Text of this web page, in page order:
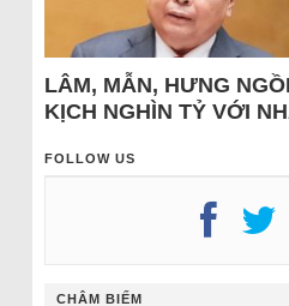
LÂM, MẪN, HƯNG
KỊCH NGHÌN TỶ VỚI
FOLLOW US
CHÂM BIẾM